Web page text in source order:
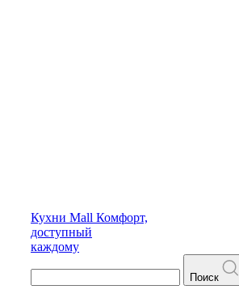
Кухни Mall Комфорт,
доступный
каждому
Поиск